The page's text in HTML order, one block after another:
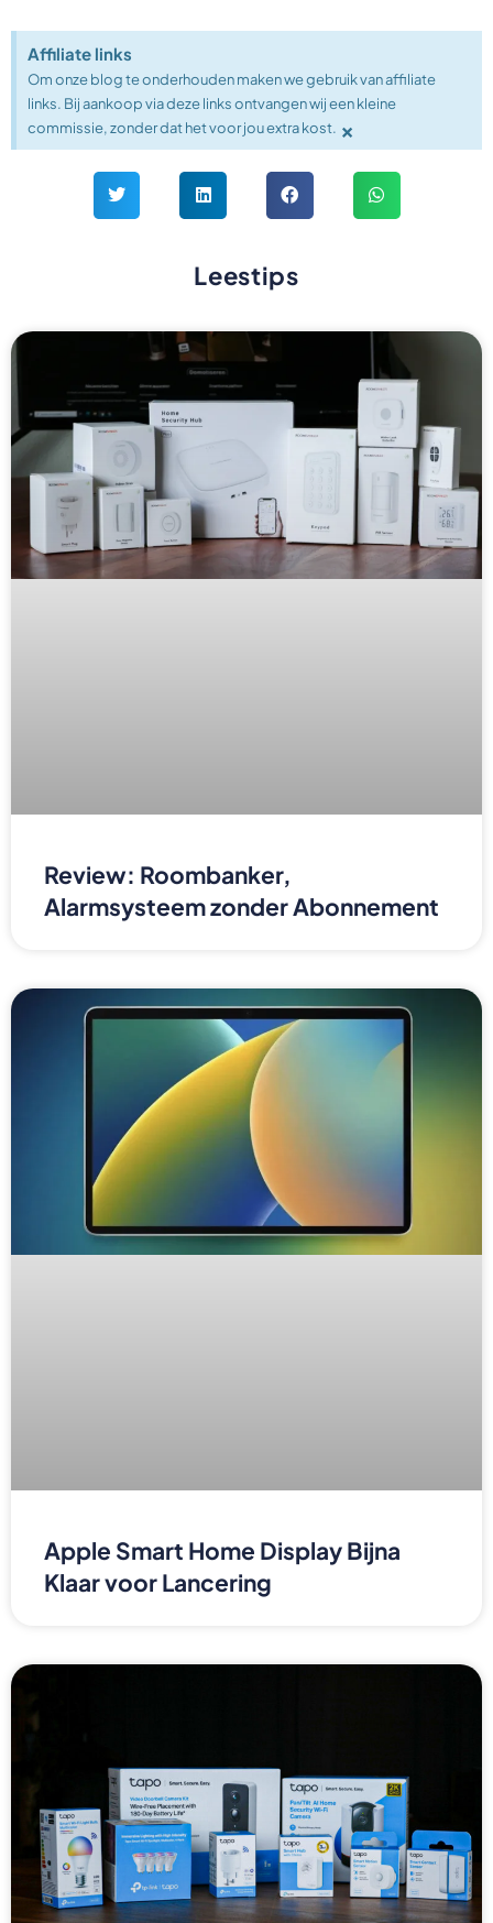
Affiliate links
Om onze blog te onderhouden maken we gebruik van affiliate
links. Bij aankoop via deze links ontvangen wij een kleine
commissie, zonder dat het voor jou extra kost. ×
Leestips
Review: Roombanker,
Alarmsysteem zonder Abonnement
Apple Smart Home Display Bijna
Klaar voor Lancering